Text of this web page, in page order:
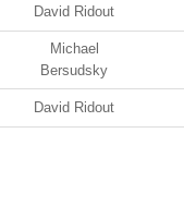
David Ridout
Michael
Bersudsky
David Ridout